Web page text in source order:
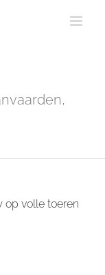
op volle toeren